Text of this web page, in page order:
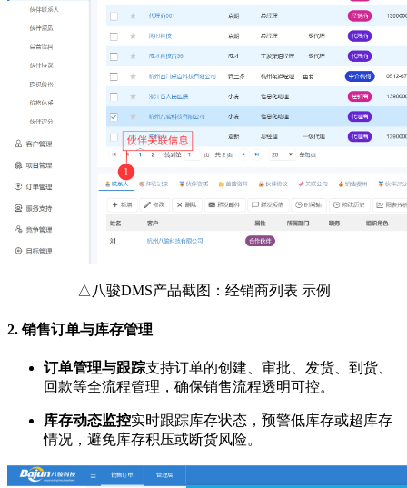
△八骏DMS产品截图：经销商列表 示例
2.销售订单与库存管理
订单管理与跟踪支持订单的创建、审批、发货、到货、
回款等全流程管理，确保销售流程透明可控。
库存动态监控实时跟踪库存状态，预警低库存或超库存
情况，避免库存积压或断货风险。